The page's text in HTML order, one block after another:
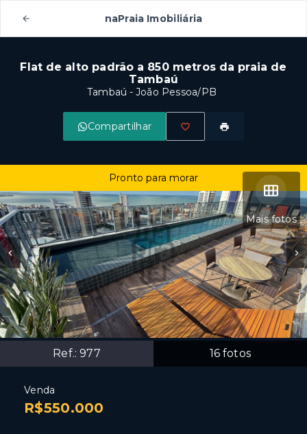
naPraia Imobiliária
Flat de alto padrão a 850 metros da praia de
Tambaú
Tambaú - João Pessoa/PB
Compartilhar
Mais fotos
Ref.:977 16 fotos
Pronto para morar
Venda
R$550.000